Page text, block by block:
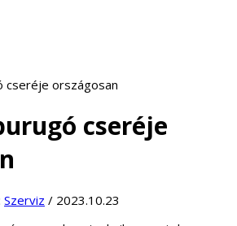
cseréje országosan
cseréje
Szerviz / 2023.10.23